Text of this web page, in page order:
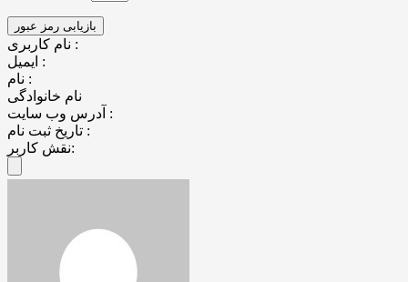
نام کاربری :
ایمیل :
نام :
نام خانوادگی
آدرس وب سایت :
تاریخ ثبت نام :
نقش کاربر: